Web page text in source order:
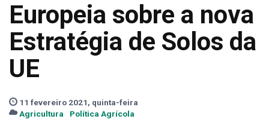
Europeia sobre a nova
Estratégia de Solos da
UE
11 fevereiro 2021, quinta-feira
Agricultura
Política Agrícola